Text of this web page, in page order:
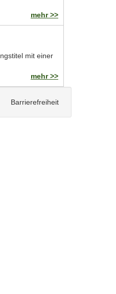
mehr >>
mit einer
mehr >>
Barrierefreiheit